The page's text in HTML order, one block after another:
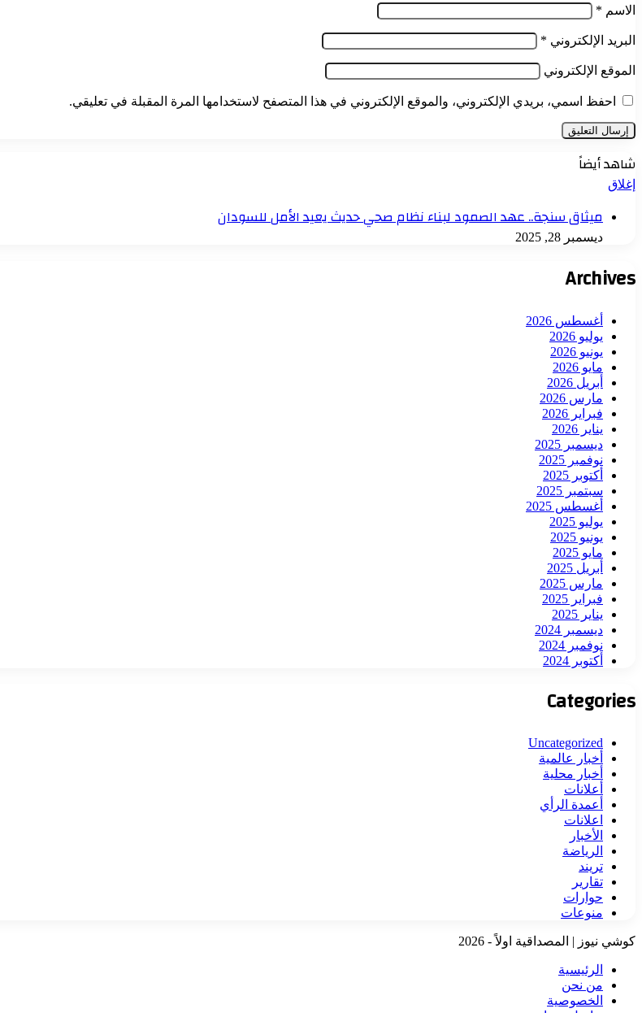
الاسم *
البريد الإلكتروني *
الموقع الإلكتروني
احفظ اسمي، بريدي الإلكتروني، والموقع الإلكتروني في هذا المتصفح لاستخدامها المرة المقبلة في تعليقي.
شاهد أيضاً
إغلاق
ميثاق سنجة.. عهد الصمود لبناء نظام صحي حديث يعيد الأمل للسودان
ديسمبر 28, 2025
Archives
أغسطس 2026
يوليو 2026
يونيو 2026
مايو 2026
أبريل 2026
مارس 2026
فبراير 2026
يناير 2026
ديسمبر 2025
نوفمبر 2025
أكتوبر 2025
سبتمبر 2025
أغسطس 2025
يوليو 2025
يونيو 2025
مايو 2025
أبريل 2025
مارس 2025
فبراير 2025
يناير 2025
ديسمبر 2024
نوفمبر 2024
أكتوبر 2024
Categories
Uncategorized
أخبار عالمية
أخبار محلية
أعلانات
أعمدة الرأي
اعلانات
الأخبار
الرياضة
تريند
تقارير
حوارات
منوعات
كوشي نيوز | المصداقية اولاً - 2026
الرئيسية
من نحن
الخصوصية